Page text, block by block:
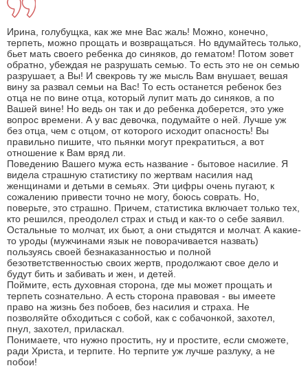
Ирина, голубущка, как же мне Вас жаль! Можно, конечно,
терпеть, можно прощать и возвращаться. Но вдумайтесь только,
бьет мать своего ребенка до синяков, до гематом! Потом зовет
обратно, убеждая не разрушать семью. То есть это не он семью
разрушает, а Вы! И свекровь ту же мысль Вам внушает, вешая
вину за развал семьи на Вас! То есть останется ребенок без
отца не по вине отца, который лупит мать до синяков, а по
Вашей вине! Но ведь он так и до ребенка доберется, это уже
вопрос времени. А у вас девочка, подумайте о ней. Лучше уж
без отца, чем с отцом, от которого исходит опасность! Вы
правильно пишите, что пьянки могут прекратиться, а вот
отношение к Вам вряд ли.
Поведению Вашего мужа есть название - бытовое насилие. Я
видела страшную статистику по жертвам насилия над
женщинами и детьми в семьях. Эти цифры очень пугают, к
сожалению привести точно не могу, боюсь соврать. Но,
поверьте, это страшно. Причем, статистика включает только тех,
кто решился, преодолел страх и стыд и как-то о себе заявил.
Остальные то молчат, их бьют, а они стыдятся и молчат. А какие-
то уроды (мужчинами язык не поворачивается назвать)
пользуясь своей безнаказанностью и полной
безответственностью своих жертв, продолжают свое дело и
будут бить и забивать и жен, и детей.
Поймите, есть духовная сторона, где мы может прощать и
терпеть сознательно. А есть сторона правовая - вы имеете
право на жизнь без побоев, без насилия и страха. Не
позволяйте обходиться с собой, как с собачонкой, захотел,
пнул, захотел, приласкал.
Понимаете, что нужно простить, ну и простите, если сможете,
ради Христа, и терпите. Но терпите уж лучше разлуку, а не
побои!